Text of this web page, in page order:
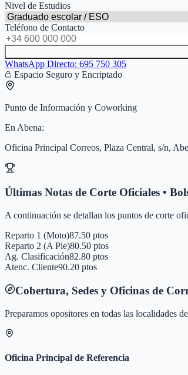
Nivel de Estudios
Teléfono de Contacto
WhatsApp Directo: 695 750 305
Espacio Seguro y Encriptado
Punto de Información y Coworking
En Abena:
Oficina Principal Correos, Plaza Central, s/n,
Últimas Notas de Corte Oficiales •
A continuación se detallan los puntos de corte
Reparto 1 (Moto)87.50 ptos
Reparto 2 (A Pie)80.50 ptos
Ag. Clasificación82.80 ptos
Atenc. Cliente90.20 ptos
Cobertura, Sedes y Oficinas de
Preparamos opositores en todas las localidades
Oficina Principal de Referencia